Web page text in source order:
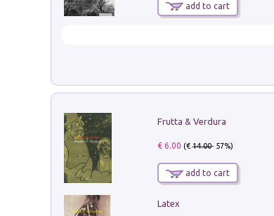
add to cart
Frutta & Verdura
€ 6.00 (€14.00- 57%)
add to cart
Latex